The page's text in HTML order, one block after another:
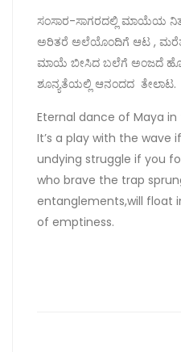
ಸಂಸಾರ-ಸಾಗರದಲ್ಲಿ ಮಾಯೆಯ
ಅರಿತರೆ ಅಲೆಯೊಂದಿಗೆ ಆಟ ,
ಮಾಯೆ ಬೀಸಿದ ಬಲೆಗೆ ಅಂಜದೆ
ಶೂನ್ಯತೆಯಲ್ಲಿ ಆನಂದದ ತೇಲಾಟ.
Eternal dance of Maya
It’s a play with the wave
undying struggle if you
who brave the trap
entanglements,will float
of emptiness.